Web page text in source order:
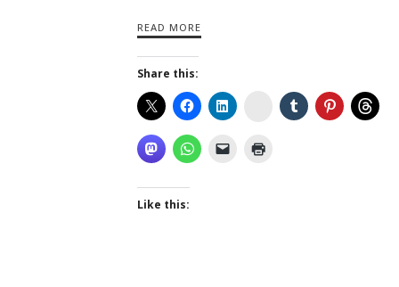
READ MORE
Share this:
Instagram
Like this: